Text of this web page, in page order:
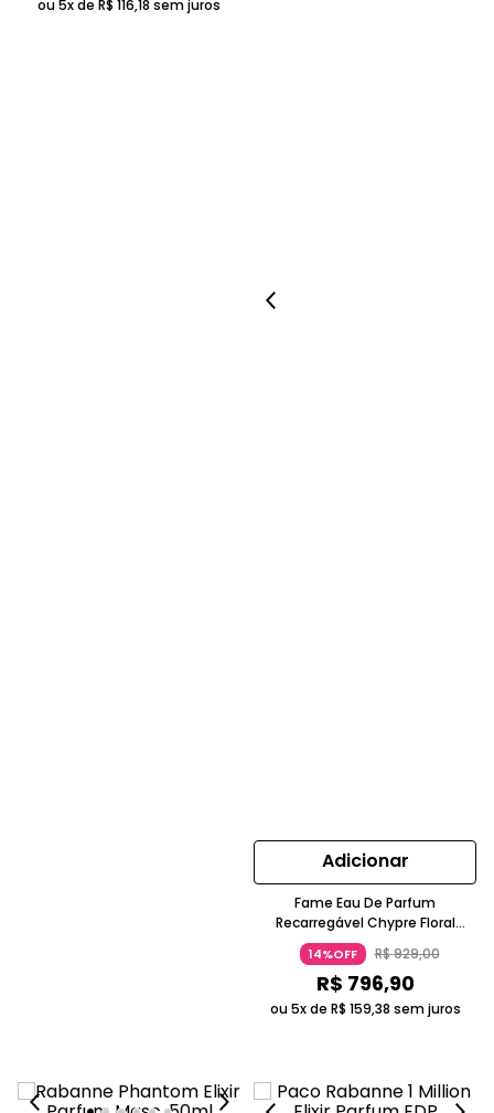
ou 5x de R$ 116,18 sem juros
Adicionar
Fame Eau De Parfum
Recarregável Chypre Floral
Frutada Frasco Dourado Paco
Rabanne
14%OFF R$929,00
R$ 796,90
ou 5x de R$ 159,38 sem juros